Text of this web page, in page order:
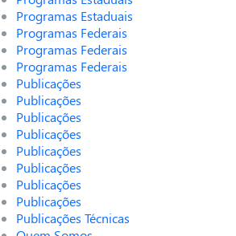
Programas Estaduais
Programas Federais
Programas Federais
Programas Federais
Publicações
Publicações
Publicações
Publicações
Publicações
Publicações
Publicações
Publicações
Publicações Técnicas